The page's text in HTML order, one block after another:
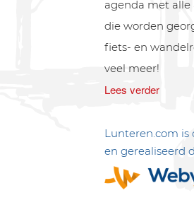
agenda met
die worden
fiets- en
veel meer!
Lees verder
Lunteren.com is
en gerealiseerd